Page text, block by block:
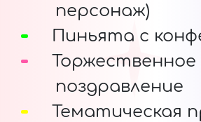
персонаж)
Пиньята с
Торжественное
поздравление
Тематическая